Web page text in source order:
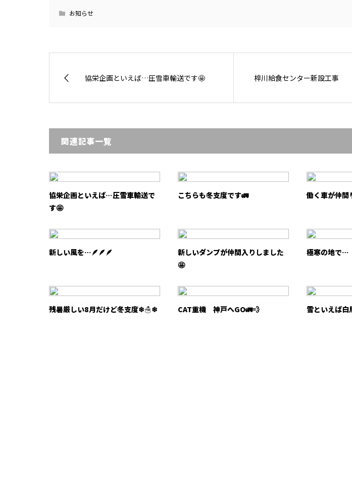
お知らせ
協栄企画といえば…圧雪車輸送です🤩 梓川給食センター新設工事
関連記事一覧
協栄企画といえば…圧雪車輸送で
す🤩
こちらも冬支度です🚛 働く車が仲間
新しい風を…🪶🪶🪶
新しいダンプが仲間入りしました
🤩
極寒の地で…
残暑厳しい8月だけど冬支度❄☃❄ CAT重機 神戸へGO🚛💨 雪といえば